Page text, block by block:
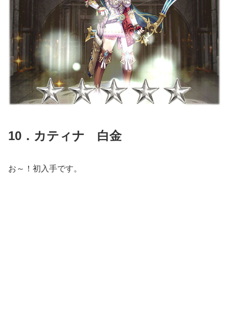
10．カティナ 白金
お～！初入手です。